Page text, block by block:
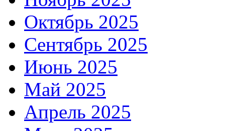
Октябрь 2025
Сентябрь 2025
Июнь 2025
Май 2025
Апрель 2025